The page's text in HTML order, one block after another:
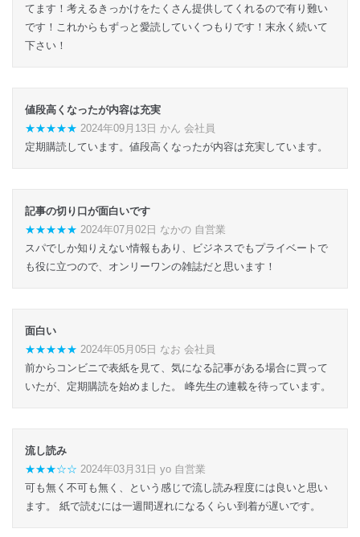
てます！考えるきっかけをたくさん提供してくれるので有り難い
です！これからもずっと愛読していくつもりです！末永く続いて
下さい！
値段高くなったが内容は充実
★★★★★ 2024年09月13日 かん 会社員
定期購読しています。値段高くなったが内容は充実しています。
記事の切り口が面白いです
★★★★★ 2024年07月02日 なかの 自営業
スパでしか知りえない情報もあり、ビジネスでもプライベートで
も役に立つので、オンリーワンの雑誌だと思います！
面白い
★★★★★ 2024年05月05日 なお 会社員
前からコンビニで表紙を見て、気になる記事がある場合に買って
いたが、定期購読を始めました。 峰先生の連載を待っています。
流し読み
★★★☆☆ 2024年03月31日 yo 自営業
可も無く不可も無く、という感じで流し読み程度には良いと思い
ます。 紙で読むには一週間遅れになるくらい到着が遅いです。